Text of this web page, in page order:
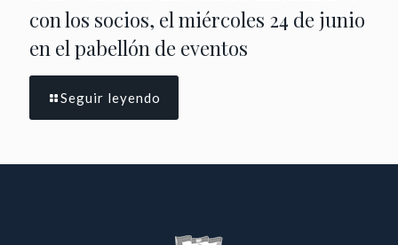
con los socios, el miércoles 24 de junio
en el pabellón de eventos
Seguir leyendo